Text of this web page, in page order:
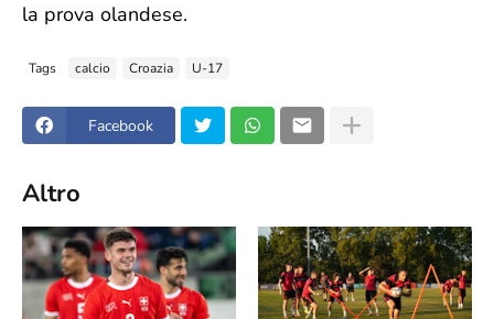
la prova olandese.
Tags calcio Croazia U-17
Facebook
Altro